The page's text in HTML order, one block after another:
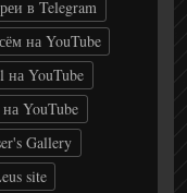
в Telegram
на YouTube
на YouTube
YouTube
Gallery
site